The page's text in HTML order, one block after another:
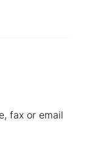
fax or email